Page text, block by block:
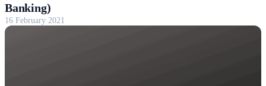
Banking)
16 February 2021